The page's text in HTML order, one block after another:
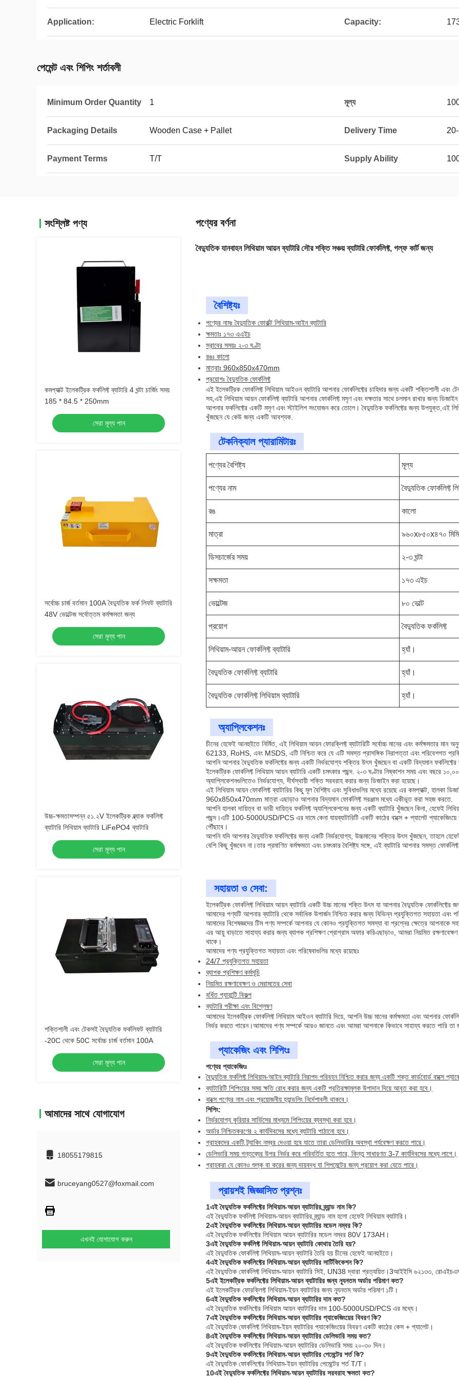
Application: Electric Forklift Capacity:
পেমেন্ট এবং শিপিং শর্তাবলী
Minimum Order Quantity 1 মূল্য
Packaging Details Wooden Case + Pallet Delivery Time
Payment Terms T/T Supply Ability
সংশ্লিষ্ট পণ্য
কমপ্যাক্ট ইলেকট্রিক ফর্কলিফ্ট ব্যাটারি 4 ঘন্টা চার্জিং সময়
185 * 84.5 * 250mm
সেরা মূল্য পান
সর্বোচ্চ চার্জ বর্তমান 100A বৈদ্যুতিক ফর্ক লিফট ব্যাটারি
48V ভোল্টেজ সর্বোত্তম কর্মক্ষমতা জন্য
সেরা মূল্য পান
উচ্চ-ক্ষমতাসম্পন্ন ৫১.২V ইলেকট্রিক ব্ল্যাক ফর্কলিফ্ট
ব্যাটারি লিথিয়াম ব্যাটারি LiFePO4 ব্যাটারি
সেরা মূল্য পান
শক্তিশালী এবং টেকসই বৈদ্যুতিক ফর্কলিফট ব্যাটারি
-20C থেকে 50C সর্বোচ্চ চার্জ বর্তমান 100A
সেরা মূল্য পান
আমাদের সাথে যোগাযোগ
18055179815
bruceyang0527@foxmail.com
এখনই যোগাযোগ করুন
পণ্যের বর্ণনা
বৈদ্যুতিক যানবাহন লিথিয়াম আয়ন ব্যাটারি সৌর শক্তি সঞ্চয় ব্যাটারি ফোর্কলিফ্ট, গল্ফ কার্ট জন্য
বৈশিষ্ট্যঃ
পণ্যের নামঃ বৈদ্যুতিক ফোর্কল্ট লিথিয়াম-আইন ব্যাটারি
ক্ষমতাঃ ১৭৩ এএইচ
স্রাবের সময়ঃ ২-৩ ঘণ্টা
রঙঃ কালো
মাত্রাঃ 960x850x470mm
প্রয়োগঃ বৈদ্যুতিক ফোর্কলিফ্ট
এই ইলেকট্রিক ফোর্কলিফ্ট লিথিয়াম আইওন ব্যাটারি আপনার ফোর্কলিফ্টের চাহিদার জন্য একটি শক্তিশালী
সহ,এই লিথিয়াম আয়ন ফোর্কলিফ্ট ব্যাটারি আপনার ফোর্কলিফ্ট মসৃণ এবং দক্ষতার সাথে চলমান রাখার জন্য
আপনার ফর্কলিফ্টের একটি মসৃণ এবং স্টাইলিশ সংযোজন করে তোলে। বৈদ্যুতিক ফর্কলিফ্টের জন্য উপযুক্ত,এই
খুঁজছেন যে কেউ জন্য একটি আবশ্যক.
টেকনিক্যাল প্যারামিটারঃ
পণ্যের বৈশিষ্ট্য মূল্য
পণ্যের নাম বৈদ্যুতিক ফোর্কলিফ্ট
রঙ কালো
মাত্রা ৯৬০x৮৫০x৪৭০ মিমি
ডিসচার্জের সময় ২-৩ ঘন্টা
সক্ষমতা ১৭৩ এইচ
ভোল্টেজ ৮০ ভোল্ট
প্রয়োগ বৈদ্যুতিক ফর্কলিফ্ট
লিথিয়াম-আয়ন ফোর্কলিফ্ট ব্যাটারি হ্যাঁ।
বৈদ্যুতিক ফোর্কলিফ্ট ব্যাটারি হ্যাঁ।
বৈদ্যুতিক ফোর্কলিফ্ট লিথিয়াম ব্যাটারি হ্যাঁ।
অ্যাপ্লিকেশনঃ
চীনের হেফেই আনহুইতে নির্মিত, এই লিথিয়াম আয়ন ফোরক্লিফ্ট ব্যাটারিটি সর্বোচ্চ মানের এবং কর্মক্ষমতার
62133, RoHS, এবং MSDS, এটি নিশ্চিত করে যে এটি সমস্ত প্রাসঙ্গিক নিরাপত্তা এবং পরিবেশগত
আপনি আপনার বৈদ্যুতিক ফর্কলিফ্টের জন্য একটি নির্ভরযোগ্য শক্তির উৎস খুঁজছেন বা একটি বিদ্যমান ফর্কলিফ্টের
ইলেকট্রিক ফোর্কলিফ্ট লিথিয়াম আয়ন ব্যাটারি একটি চমৎকার পছন্দ. ২-৩ ঘণ্টার নিষ্কাশন সময় এবং বছরে
অ্যাপ্লিকেশনগুলিতেও নির্ভরযোগ্য, দীর্ঘস্থায়ী শক্তি সরবরাহ করার জন্য ডিজাইন করা হয়েছে।
এই লিথিয়াম আয়ন ফোর্কলিফ্ট ব্যাটারির কিছু মূল বৈশিষ্ট্য এবং সুবিধাগুলির মধ্যে রয়েছে এর কমপ্যাক্ট,
960x850x470mm মাত্রা এছাড়াও আপনার বিদ্যমান ফোর্কলিফ্ট সরঞ্জাম মধ্যে একীভূত করা সহজ করতে.
আপনি হালকা দায়িত্ব বা ভারী দায়িত্ব ফর্কলিফ্ট অ্যাপ্লিকেশনের জন্য একটি ব্যাটারি খুঁজছেন কিনা, হেফেই
পছন্দ।এটি 100-5000USD/PCS এর দামে কেনা যায়ব্যাটারিটি একটি কাঠের বাক্সে + প্যালেট
পৌঁছাবে।
আপনি যদি আপনার বৈদ্যুতিক ফর্কলিফ্টের জন্য একটি নির্ভরযোগ্য, উচ্চমানের শক্তির উৎস খুঁজছেন, তাহলে হেফেই
বেশি কিছু খুঁজবেন না।তার প্রমাণিত কর্মক্ষমতা এবং চমৎকার বৈশিষ্ট্য সঙ্গে, এই ব্যাটারি আপনার সমস্ত
সহায়তা ও সেবা:
ইলেকট্রিক ফোর্কলিফ্ট লিথিয়াম আয়ন ব্যাটারি একটি উচ্চ মানের শক্তি উৎস যা আপনার বৈদ্যুতিক ফোর্কলিফ্টের
আমাদের পণ্যটি আপনার ব্যাটারি থেকে সর্বাধিক উপার্জন নিশ্চিত করার জন্য বিভিন্ন প্রযুক্তিগত সহায়তা এবং
আমাদের বিশেষজ্ঞদের টিম পণ্য সম্পর্কে আপনার যে কোনও প্রযুক্তিগত সমস্যা বা প্রশ্নের ক্ষেত্রে আপনাকে
এর আয়ু বাড়াতে সাহায্য করার জন্য ব্যাপক প্রশিক্ষণ প্রোগ্রাম অফার করিএছাড়াও, আমরা নিয়মিত রক্ষণাবেক্ষণ
থাকে।
আমাদের পণ্য প্রযুক্তিগত সহায়তা এবং পরিষেবাগুলির মধ্যে রয়েছেঃ
24/7 প্রযুক্তিগত সহায়তা
ব্যাপক প্রশিক্ষণ কর্মসূচি
নিয়মিত রক্ষণাবেক্ষণ ও মেরামতের সেবা
বর্ধিত গ্যারান্টি বিকল্প
ব্যাটারি পরীক্ষা এবং বিশ্লেষণ
আমাদের ইলেকট্রিক ফোর্কলিফ্ট লিথিয়াম আইওন ব্যাটারি দিয়ে, আপনি উচ্চ মানের কর্মক্ষমতা এবং আপনার
নির্ভর করতে পারেন।আমাদের পণ্য সম্পর্কে আরও জানতে এবং আমরা আপনাকে কিভাবে সাহায্য করতে পারি
প্যাকেজিং এবং শিপিংঃ
পণ্যের প্যাকেজিংঃ
বৈদ্যুতিক ফর্কলিফ্ট লিথিয়াম-আইন ব্যাটারি নিরাপদ পরিবহন নিশ্চিত করার জন্য একটি শক্ত কার্ডবোর্ড বাক্সে
ব্যাটারিটি শিপিংয়ের সময় ক্ষতি রোধ করার জন্য একটি প্রতিরক্ষামূলক উপাদান দিয়ে আবৃত করা হবে।
বাক্সে পণ্যের নাম এবং প্রয়োজনীয় হ্যান্ডলিং নির্দেশাবলী থাকবে।
শিপিং:
নির্ভরযোগ্য কুরিয়ার সার্ভিসের মাধ্যমে শিপিংয়ের ব্যবস্থা করা হবে।
অর্ডার নিশ্চিতকরণের ২ কার্যদিবসের মধ্যে ব্যাটারি পাঠানো হবে।
গ্রাহকদের একটি ট্র্যাকিং নম্বর দেওয়া হবে যাতে তারা ডেলিভারির অবস্থা পর্যবেক্ষণ করতে পারে।
ডেলিভারি সময় গন্তব্যের উপর নির্ভর করে পরিবর্তিত হতে পারে, কিন্তু সাধারণত 3-7 কার্যদিবসের মধ্যে লাগে।
গ্রাহকরা যে কোনও শুল্ক বা করের জন্য দায়বদ্ধ যা শিপমেন্টের জন্য প্রয়োগ করা যেতে পারে।
প্রায়শই জিজ্ঞাসিত প্রশ্নঃ
1এই বৈদ্যুতিক ফর্কলিফ্টের লিথিয়াম-আয়ন ব্যাটারির ব্র্যান্ড নাম কি?
এই বৈদ্যুতিক ফর্কলিফ্ট লিথিয়াম-আয়ন ব্যাটারির ব্র্যান্ড নাম হলো হেফেই লিথিয়াম ব্যাটারি।
2এই বৈদ্যুতিক ফর্কলিফ্টের লিথিয়াম-আয়ন ব্যাটারির মডেল নম্বর কি?
এই বৈদ্যুতিক ফর্কলিফ্টের লিথিয়াম আয়ন ব্যাটারির মডেল নম্বর 80V 173AH।
3এই বৈদ্যুতিক ফর্কলিফ্ট লিথিয়াম-আয়ন ব্যাটারি কোথায় তৈরি হয়?
এই বৈদ্যুতিক ফোর্কলিফ্ট লিথিয়াম-আয়ন ব্যাটারি তৈরি হয় চীনের হেফেই আনহুইতে।
4এই বৈদ্যুতিক ফর্কলিফ্টের লিথিয়াম-আয়ন ব্যাটারির সার্টিফিকেশন কি?
এই বৈদ্যুতিক ফোর্কলিফ্ট লিথিয়াম-আয়ন ব্যাটারি সিই, UN38 দ্বারা প্রত্যয়িত।3আইইসি ৬২১৩৩,
5এই ইলেকট্রিক ফর্কলিফ্টের লিথিয়াম-আয়ন ব্যাটারির জন্য ন্যূনতম অর্ডার পরিমাণ কত?
এই ইলেকট্রিক ফোরক্লিফ্ট লিথিয়াম-ইয়ন ব্যাটারির জন্য ন্যূনতম অর্ডার পরিমাণ ১টি।
6এই বৈদ্যুতিক ফর্কলিফ্টের লিথিয়াম-আয়ন ব্যাটারির দাম কত?
এই বৈদ্যুতিক ফর্কলিফ্টের লিথিয়াম আয়ন ব্যাটারির দাম 100-5000USD/PCS এর মধ্যে।
7এই বৈদ্যুতিক ফর্কলিফ্টের লিথিয়াম-আয়ন ব্যাটারির প্যাকেজিংয়ের বিবরণ কি?
এই বৈদ্যুতিক ফোর্কলিফ্ট লিথিয়াম-ইয়ন ব্যাটারির প্যাকেজিংয়ের বিবরণ একটি কাঠের কেস + প্যালেট।
8এই বৈদ্যুতিক ফর্কলিফ্টের লিথিয়াম-আয়ন ব্যাটারির ডেলিভারি সময় কত?
এই বৈদ্যুতিক ফর্কলিফ্টের লিথিয়াম-আয়ন ব্যাটারির ডেলিভারি সময় ২০-৩০ দিন।
9এই বৈদ্যুতিক ফর্কলিফ্টের লিথিয়াম-আয়ন ব্যাটারির পেমেন্টের শর্ত কি?
এই বৈদ্যুতিক ফোর্কলিফ্টের লিথিয়াম-ইয়ন ব্যাটারির পেমেন্টের শর্ত T/T।
10এই বৈদ্যুতিক ফর্কলিফ্টের লিথিয়াম-আয়ন ব্যাটারির সরবরাহ ক্ষমতা কত?